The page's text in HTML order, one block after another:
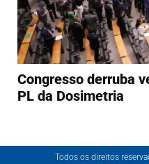
Congresso derruba
PL da Dosimetria
Todos os direitos